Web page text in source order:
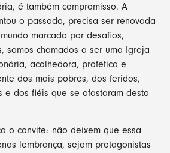
é também compromisso. A
o passado, precisa ser renovada
marcado por desafios,
somos chamados a ser uma Igreja
acolhedora, profética e
dos mais pobres, dos feridos,
e dos fiéis que se afastaram desta
o convite: não deixem que essa
lembrança, sejam protagonistas